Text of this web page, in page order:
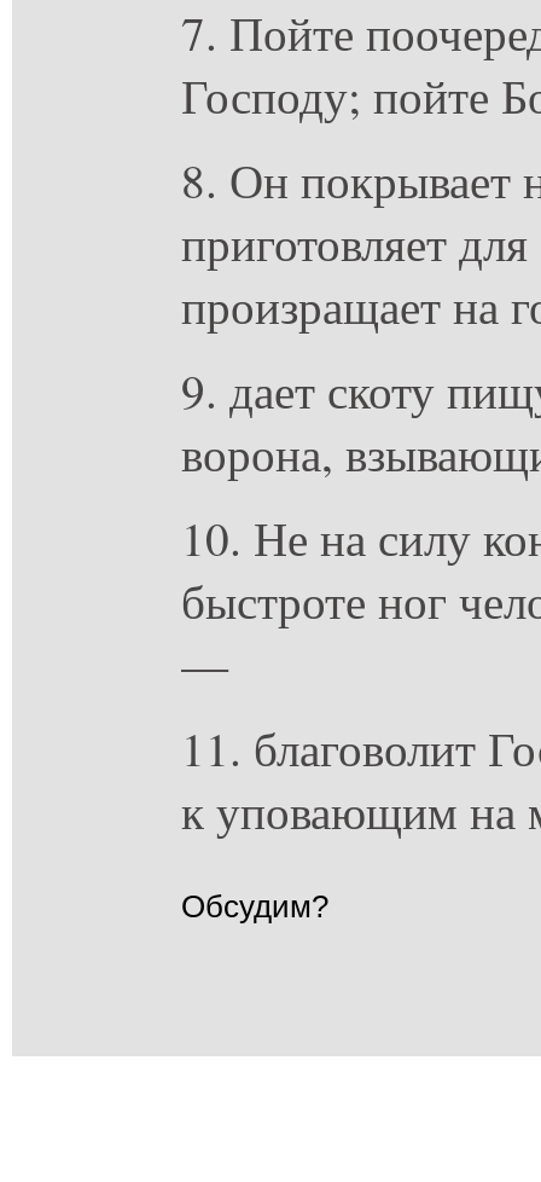
7. Пойте
Господу; пойте
8. Он покрывает
приготовляет
произращает на
9. дает скоту
ворона,
10. Не на силу
быстроте ног
—
11. благоволит
к уповающим на
Обсудим?